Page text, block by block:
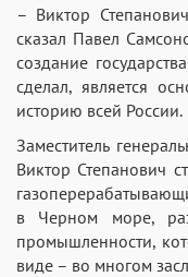
– Виктор
сказал Павел
создание
сделал, является
историю всей России.
Заместитель
Виктор Степанович
в Черном море,
промышленности,
виде – во многом